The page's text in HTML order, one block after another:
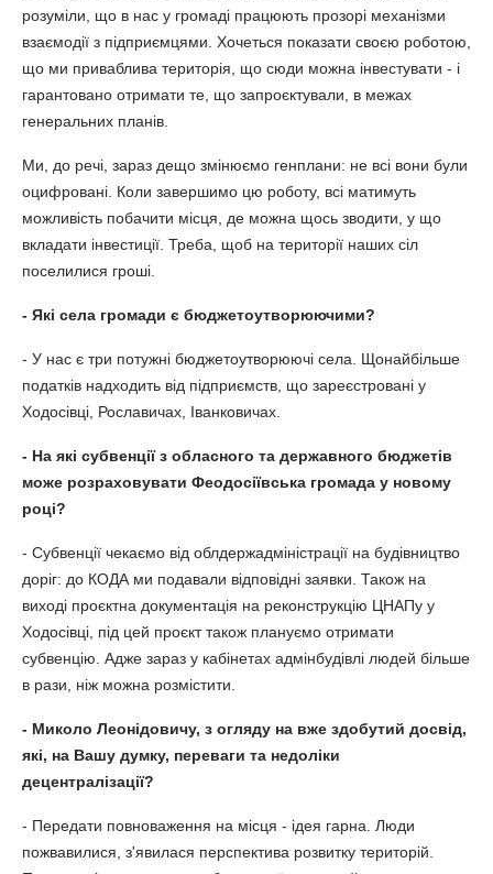
розуміли, що в нас у громаді працюють прозорі механізми
взаємодії з підприємцями. Хочеться показати своєю роботою,
що ми приваблива територія, що сюди можна інвестувати - і
гарантовано отримати те, що запроєктували, в межах
генеральних планів.
Ми, до речі, зараз дещо змінюємо генплани: не всі вони були
оцифровані. Коли завершимо цю роботу, всі матимуть
можливість побачити місця, де можна щось зводити, у що
вкладати інвестиції. Треба, щоб на території наших сіл
поселилися гроші.
- Які села громади є бюджетоутворюючими?
- У нас є три потужні бюджетоутворюючі села. Щонайбільше
податків надходить від підприємств, що зареєстровані у
Ходосівці, Рославичах, Іванковичах.
- На які субвенції з обласного та державного бюджетів
може розраховувати Феодосіївська громада у новому
році?
- Субвенції чекаємо від облдержадміністрації на будівництво
доріг: до КОДА ми подавали відповідні заявки. Також на
виході проєктна документація на реконструкцію ЦНАПу у
Ходосівці, під цей проєкт також плануємо отримати
субвенцію. Адже зараз у кабінетах адмінбудівлі людей більше
в рази, ніж можна розмістити.
- Миколо Леонідовичу, з огляду на вже здобутий досвід,
які, на Вашу думку, переваги та недоліки
децентралізації?
- Передати повноваження на місця - ідея гарна. Люди
пожвавилися, з'явилася перспектива розвитку територій.